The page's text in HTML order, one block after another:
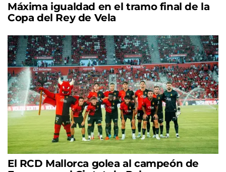
Máxima igualdad en el tramo final de la
Copa del Rey de Vela
El RCD Mallorca golea al campeón de